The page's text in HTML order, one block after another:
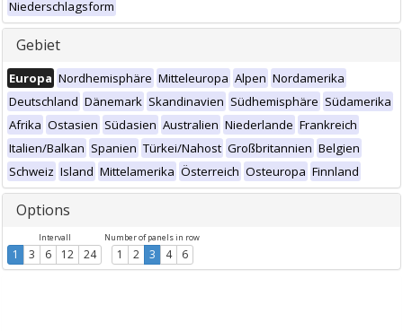
Niederschlagsform
Gebiet
Europa Nordhemisphäre Mitteleuropa Alpen Nordamerika
Deutschland Dänemark Skandinavien Südhemisphäre Südamerika
Afrika Ostasien Südasien Australien Niederlande Frankreich
Italien/Balkan Spanien Türkei/Nahost Großbritannien Belgien
Schweiz Island Mittelamerika Österreich Osteuropa Finnland
Options
Intervall
1 3 6 12 24
Number of panels in row
1 2 3 4 6